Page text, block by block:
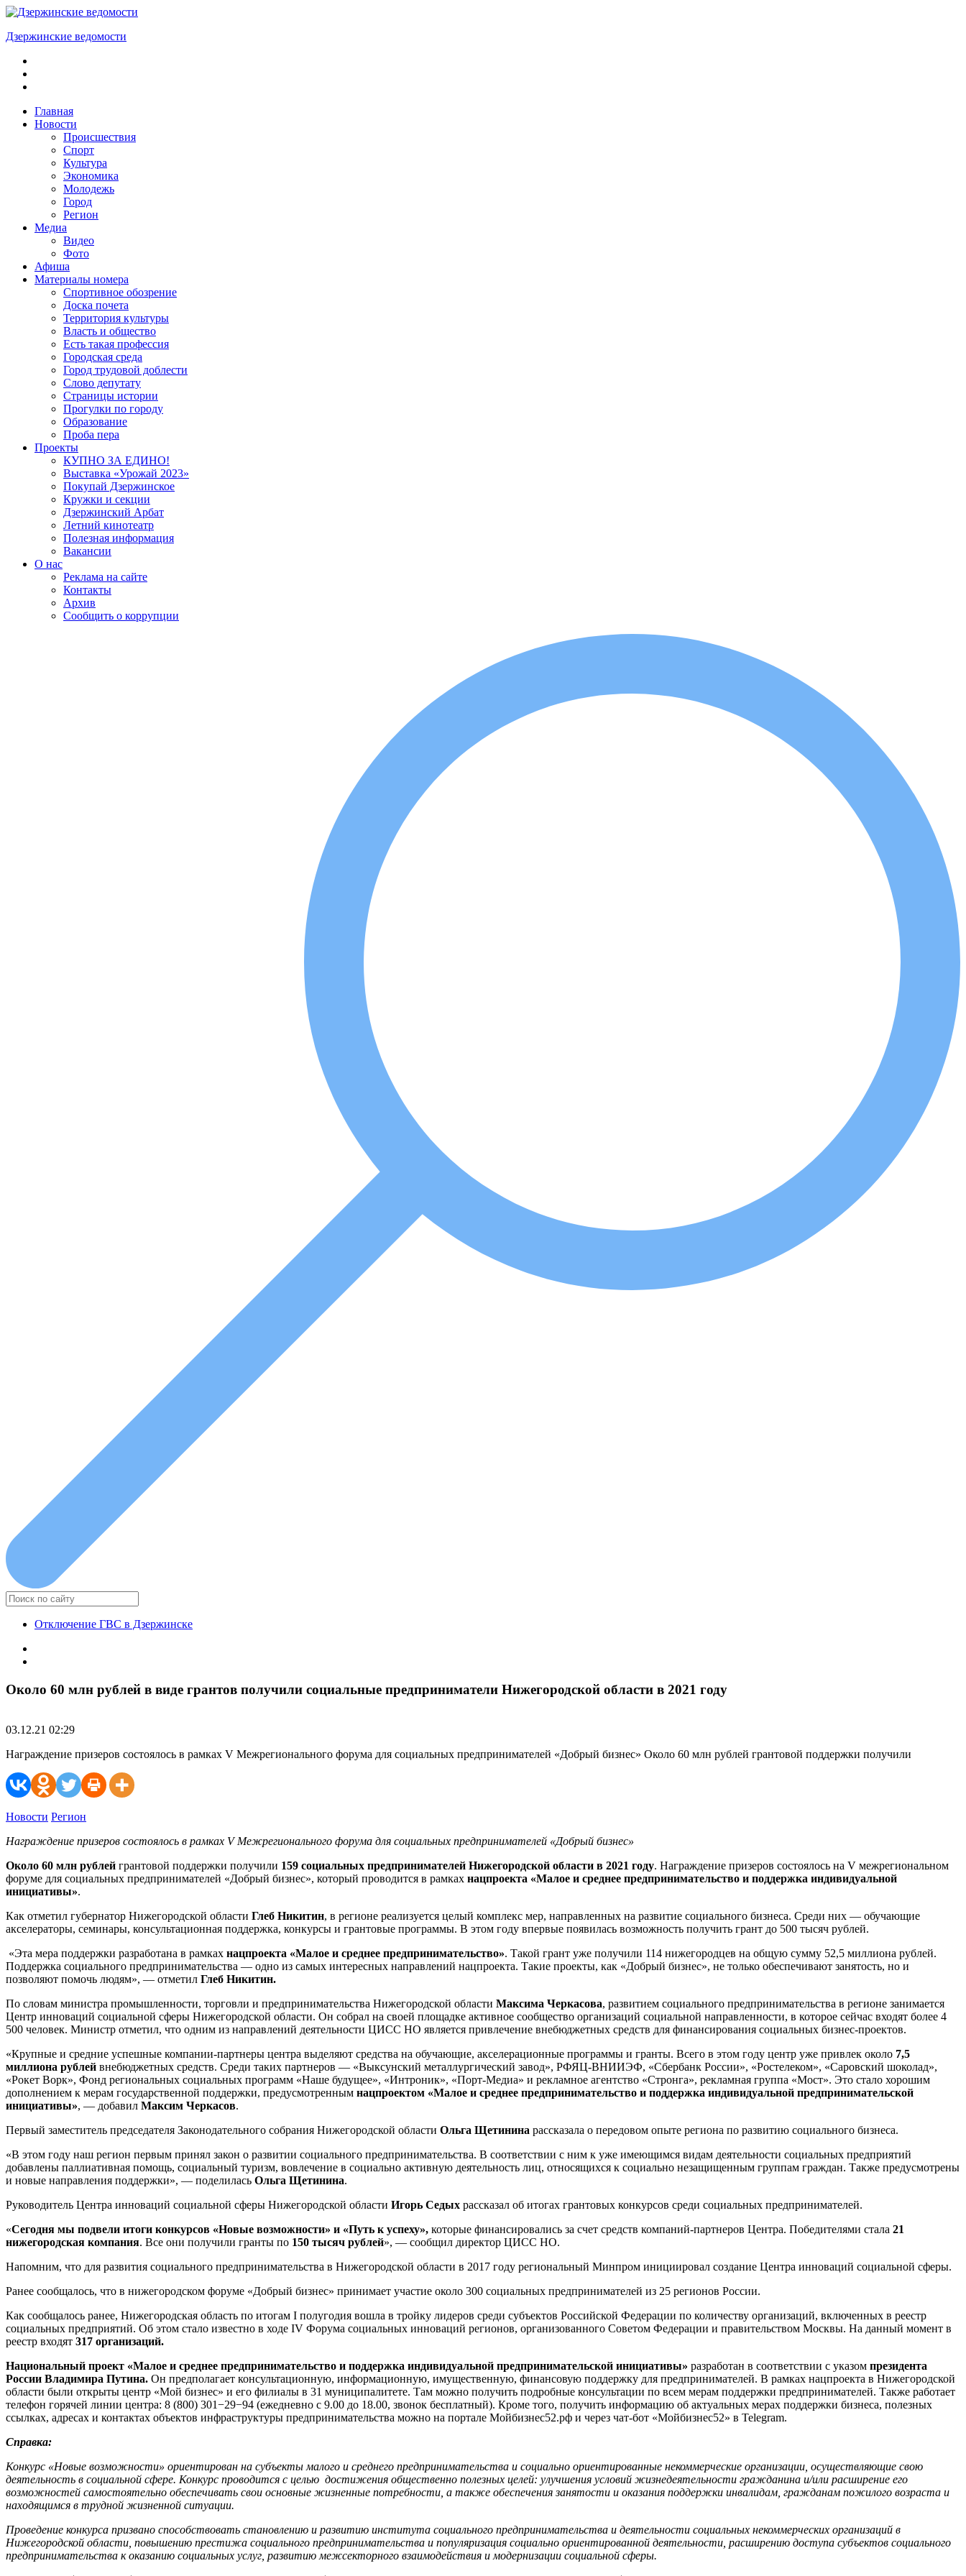
Skip
content
Дзержинские ведомости
ОБЩЕСТВЕННО-
ПОЛИТИЧЕСКАЯ
ГАЗЕТАГлавная
Новости
Происшествия
Спорт
Культура
Экономика
Молодежь
Город
Регион
Медиа
Видео
Фото
Афиша
Материалы номера
Спортивное обозрение
Доска почета
Территория культуры
Власть и общество
Есть такая профессия
Городская среда
Город трудовой доблести
Слово депутату
Страницы истории
Прогулки по городу
Образование
Проба пера
Проекты
КУПНО ЗА ЕДИНО!
Выставка «Урожай 2023»
Покупай Дзержинское
Кружки и секции
Дзержинский Арбат
Летний кинотеатр
Полезная информация
Вакансии
О нас
Реклама на сайте
Контакты
Архив
Сообщить о коррупции
Отключение ГВС в Дзержинске
Около 60 млн рублей в виде грантов получили социальные предприниматели Нижегородской области в 2021 году
03.12.21 02:29
Награждение призеров состоялось в рамках V Межрегионального форума для социальных предпринимателей «Добрый бизнес» Около 60 млн рублей грантовой поддержки получили
Новости Регион
Награждение призеров состоялось в рамках V Межрегионального форума для социальных предпринимателей «Добрый бизнес»
Около 60 млн рублей грантовой поддержки получили 159 социальных предпринимателей Нижегородской области в 2021 году. Награждение призеров состоялось на V межрегиональном
форуме для социальных предпринимателей «Добрый бизнес», который проводится в рамках нацпроекта «Малое и среднее предпринимательство и поддержка индивидуальной
инициативы».
Как отметил губернатор Нижегородской области Глеб Никитин, в регионе реализуется целый комплекс мер, направленных на развитие социального бизнеса. Среди них — обучающие
акселераторы, семинары, консультационная поддержка, конкурсы и грантовые программы. В этом году впервые появилась возможность получить грант до 500 тысяч рублей.
«Эта мера поддержки разработана в рамках нацпроекта «Малое и среднее предпринимательство». Такой грант уже получили 114 нижегородцев на общую сумму 52,5 миллиона рублей.
Поддержка социального предпринимательства — одно из самых интересных направлений нацпроекта. Такие проекты, как «Добрый бизнес», не только обеспечивают занятость, но и
позволяют помочь людям», — отметил Глеб Никитин.
По словам министра промышленности, торговли и предпринимательства Нижегородской области Максима Черкасова, развитием социального предпринимательства в регионе занимается
Центр инноваций социальной сферы Нижегородской области. Он собрал на своей площадке активное сообщество организаций социальной направленности, в которое сейчас входят более 4
500 человек. Министр отметил, что одним из направлений деятельности ЦИСС НО является привлечение внебюджетных средств для финансирования социальных бизнес-проектов.
«Крупные и средние успешные компании-партнеры центра выделяют средства на обучающие, акселерационные программы и гранты. Всего в этом году центр уже привлек около 7,5
миллиона рублей внебюджетных средств. Среди таких партнеров — «Выксунский металлургический завод», РФЯЦ-ВНИИЭФ, «Сбербанк России», «Ростелеком», «Саровский шоколад»,
«Рокет Ворк», Фонд региональных социальных программ «Наше будущее», «Интроник», «Порт-Медиа» и рекламное агентство «Стронга», рекламная группа «Мост». Это стало хорошим
дополнением к мерам государственной поддержки, предусмотренным нацпроектом «Малое и среднее предпринимательство и поддержка индивидуальной предпринимательской
инициативы», — добавил Максим Черкасов.
Первый заместитель председателя Законодательного собрания Нижегородской области Ольга Щетинина рассказала о передовом опыте региона по развитию социального бизнеса.
«В этом году наш регион первым принял закон о развитии социального предпринимательства. В соответствии с ним к уже имеющимся видам деятельности социальных предприятий
добавлены паллиативная помощь, социальный туризм, вовлечение в социально активную деятельность лиц, относящихся к социально незащищенным группам граждан. Также предусмотрены
и новые направления поддержки», — поделилась Ольга Щетинина.
Руководитель Центра инноваций социальной сферы Нижегородской области Игорь Седых рассказал об итогах грантовых конкурсов среди социальных предпринимателей.
«Сегодня мы подвели итоги конкурсов «Новые возможности» и «Путь к успеху», которые финансировались за счет средств компаний-партнеров Центра. Победителями стала 21
нижегородская компания. Все они получили гранты по 150 тысяч рублей», — сообщил директор ЦИСС НО.
Напомним, что для развития социального предпринимательства в Нижегородской области в 2017 году региональный Минпром инициировал создание Центра инноваций социальной сферы.
Ранее сообщалось, что в нижегородском форуме «Добрый бизнес» принимает участие около 300 социальных предпринимателей из 25 регионов России.
Как сообщалось ранее, Нижегородская область по итогам I полугодия вошла в тройку лидеров среди субъектов Российской Федерации по количеству организаций, включенных в реестр
социальных предприятий. Об этом стало известно в ходе IV Форума социальных инноваций регионов, организованного Советом Федерации и правительством Москвы. На данный момент в
реестр входят 317 организаций.
Национальный проект «Малое и среднее предпринимательство и поддержка индивидуальной предпринимательской инициативы» разработан в соответствии с указом президента
России Владимира Путина. Он предполагает консультационную, информационную, имущественную, финансовую поддержку для предпринимателей. В рамках нацпроекта в Нижегородской
области были открыты центр «Мой бизнес» и его филиалы в 31 муниципалитете. Там можно получить подробные консультации по всем мерам поддержки предпринимателей. Также работает
телефон горячей линии центра: 8 (800) 301−29−94 (ежедневно с 9.00 до 18.00, звонок бесплатный). Кроме того, получить информацию об актуальных мерах поддержки бизнеса, полезных
ссылках, адресах и контактах объектов инфраструктуры предпринимательства можно на портале Мойбизнес52.рф и через чат-бот «Мойбизнес52» в Telegram.
Справка:
Конкурс «Новые возможности» ориентирован на субъекты малого и среднего предпринимательства и социально ориентированные некоммерческие организации, осуществляющие свою
деятельность в социальной сфере. Конкурс проводится с целью достижения общественно полезных целей: улучшения условий жизнедеятельности гражданина и/или расширение его
возможностей самостоятельно обеспечивать свои основные жизненные потребности, а также обеспечения занятости и оказания поддержки инвалидам, гражданам пожилого возраста и
находящимся в трудной жизненной ситуации.
Проведение конкурса призвано способствовать становлению и развитию института социального предпринимательства и деятельности социальных некоммерческих организаций в
Нижегородской области, повышению престижа социального предпринимательства и популяризация социально ориентированной деятельности, расширению доступа субъектов социального
предпринимательства к оказанию социальных услуг, развитию межсекторного взаимодействия и модернизации социальной сферы.